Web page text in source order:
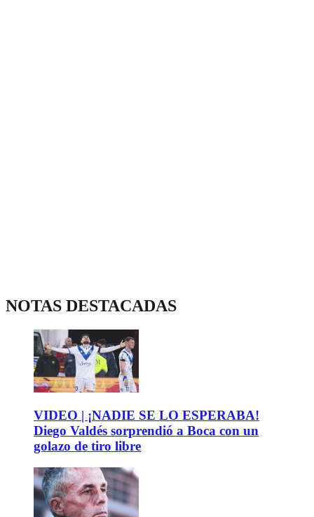
NOTAS DESTACADAS
VIDEO | ¡NADIE SE LO ESPERABA!
Diego Valdés sorprendió a Boca con un
golazo de tiro libre